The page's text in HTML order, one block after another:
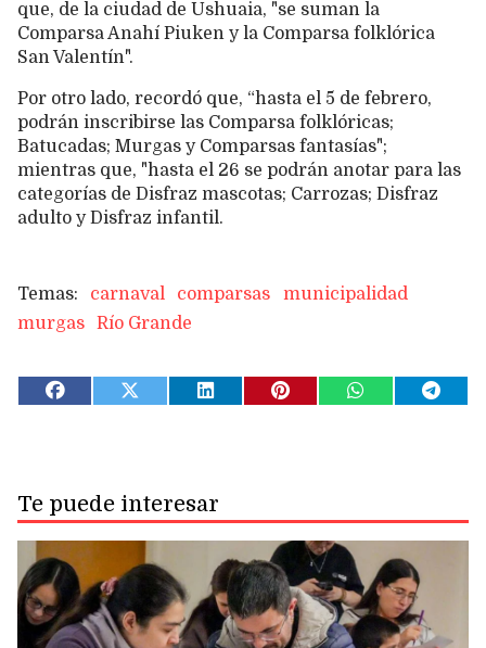
que, de la ciudad de Ushuaia, "se suman la
Comparsa Anahí Piuken y la Comparsa folklórica
San Valentín".
Por otro lado, recordó que, “hasta el 5 de febrero,
podrán inscribirse las Comparsa folklóricas;
Batucadas; Murgas y Comparsas fantasías";
mientras que, "hasta el 26 se podrán anotar para las
categorías de Disfraz mascotas; Carrozas; Disfraz
adulto y Disfraz infantil.
carnaval comparsas
municipalidad
murgas
Río Grande
Te puede interesar